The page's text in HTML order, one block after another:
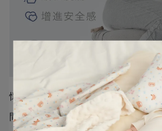
懷孕中後期睡覺時可以採取側躺姿勢
間也可以夾個枕頭，腹部可以用月亮